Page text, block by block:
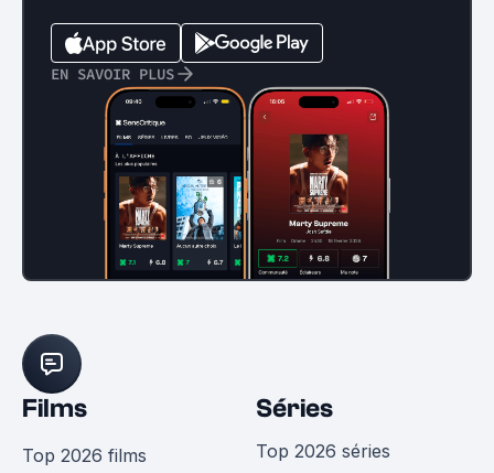
EN SAVOIR PLUS
Films
Top 2026 films
Séries
Top 2026 séries